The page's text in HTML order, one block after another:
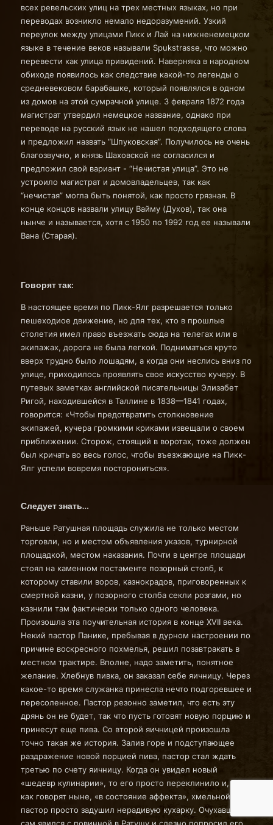
всех ревельских улиц на трех местных языках, но при
переводах возникло немало недоразумений. Узкий
переулок между улицами Пикк и Лай на нижненемецком
языке в течение веков называли Spukstrasse, что можно
перевести как улица привидений. Наверняка в народном
обиходе появилось как следствие какой-то легенды о
средневековом барабашке, который появлялся в одном
из домов на этой сумрачной улице. 3 февраля 1872 года
магистрат утвердил немецкое название, однако при
переводе на русский язык не нашел подходящего слова
и предложил назвать “Шпуковская”. Получилось не очень
благозвучно, и князь Шаховской не согласился и
предложил свой вариант - “Нечистая улица”. Это не
устроило магистрат и домовладельцев, так как
“нечистая” могла быть понятой, как просто грязная. В
конце концов назвали улицу Вайму (Духов), так она
нынче и называется, хотя с 1950 по 1992 год ее называли
Вана (Старая).
Говорят так:
В настоящее время по Пикк-Ялг разрешается только
пешеходиое движение, но для тех, кто в прошлые
столетия имел право въезжать сюда на телегах или в
экипажах, дорога не была легкой. Подниматься круто
вверх трудно было лошадям, а когда они неслись вниз по
улице, приходилось проявлять свое искусство кучеру. В
путевых заметках английской писательницы Элизабет
Ригой, находившейся в Таллине в 1838—1841 годах,
говорится: «Чтобы предотвратить столкновение
экипажей, кучера громкими криками извещали о своем
приближении. Сторож, стоящий в воротах, тоже должен
был кричать во весь голос, чтобы въезжающие на Пикк-
Ялг успели вовремя посторониться».
Следует знать…
Раньше Ратушная площадь служила не только местом
торговли, но и местом объявления указов, турнирной
площадкой, местом наказания. Почти в центре площади
стоял на каменном постаменте позорный столб, к
которому ставили воров, казнокрадов, приговоренных к
смертной казни, у позорного столба секли розгами, но
казнили там фактически только одного человека.
Произошла эта поучительная история в конце XVII века.
Некий пастор Панике, пребывая в дурном настроении по
причине воскресного похмелья, решил позавтракать в
местном трактире. Вполне, надо заметить, понятное
желание. Хлебнув пивка, он заказал себе яичницу. Через
какое-то время служанка принесла нечто подгоревшее и
пересоленное. Пастор резонно заметил, что есть эту
дрянь он не будет, так что пусть готовят новую порцию и
принесут еще пива. Со второй яичницей произошла
точно такая же история. Залив горе и подступающее
раздражение новой порцией пива, пастор стал ждать
третью по счету яичницу. Когда он увидел новый
«шедевр кулинарии», то его просто переклинило и, впав,
как говорят ныне, «в состояние аффекта», хмельной
пастор просто задушил нерадивую кухарку. Очухавшись,